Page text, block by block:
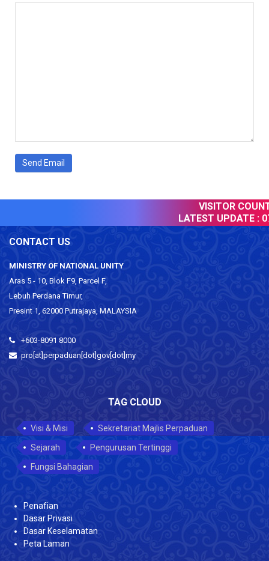
Send Email
VISITOR
LATEST UPDATE :
CONTACT US
MINISTRY OF NATIONAL UNITY
Aras 5 - 10, Blok F9, Parcel F,
Lebuh Perdana Timur,
Presint 1, 62000 Putrajaya, MALAYSIA
+603-8091 8000
pro[at]perpaduan[dot]gov[dot]my
TAG CLOUD
Visi & Misi
Sekretariat Majlis Perpaduan
Sejarah
Pengurusan Tertinggi
Fungsi Bahagian
Penafian
Dasar Privasi
Dasar Keselamatan
Peta Laman